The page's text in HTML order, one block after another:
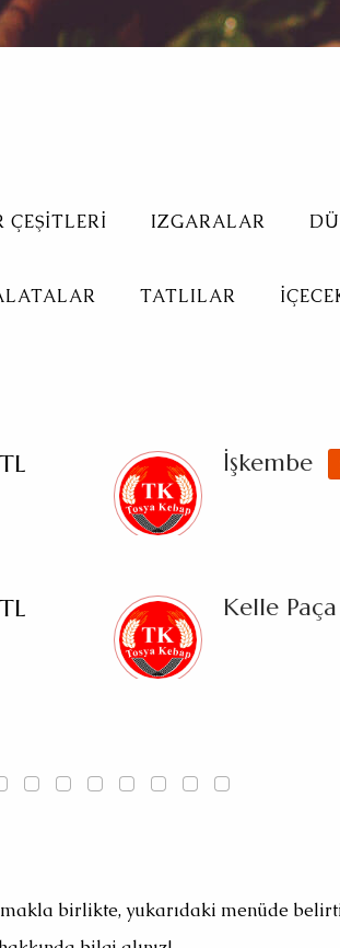
ÇEŞITLERI IZGARALAR
TATLILAR
İşkembe
Kelle Paça
birlikte, yukarıdaki menüde